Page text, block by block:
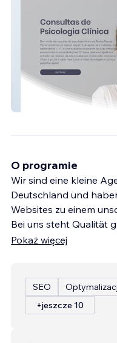
Teresa Raquel
O programie
Wir sind eine kleine
Deutschland und
Websites zu einem
Bei uns steht Qualität
Pokaż więcej
SEO
+jeszcze 10